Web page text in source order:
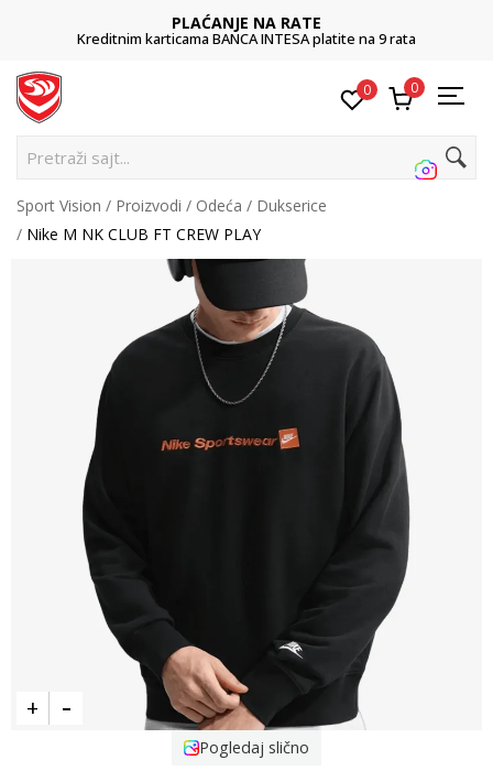
PLAĆANJE NA RATE
Kreditnim karticama BANCA INTESA platite na 9 rata
0 0
P
Sport Vision Proizvodi Odeća
Dukserice
Nike M NK CLUB FT CREW PLAY
Pogledaj slično